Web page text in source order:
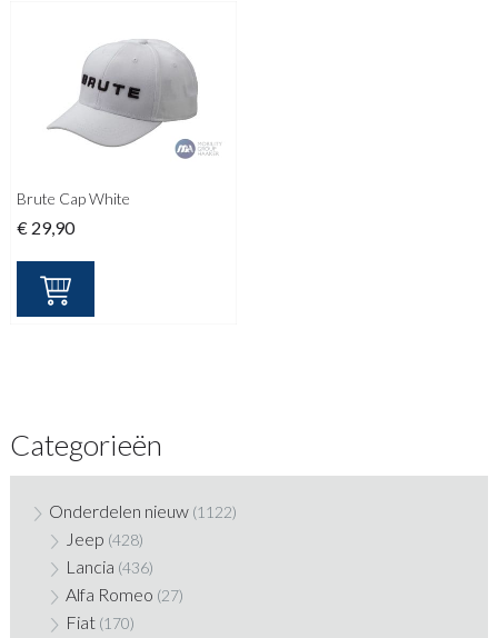
Brute Cap White
€ 29,90
Categorieën
Onderdelen nieuw (1122)
Jeep (428)
Lancia (436)
Alfa Romeo (27)
Fiat (170)